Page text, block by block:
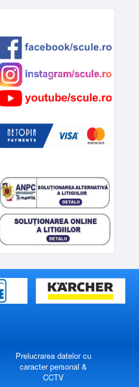
Prelucrarea datelor cu
caracter personal &
CCTV